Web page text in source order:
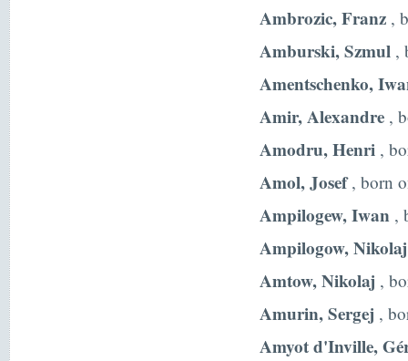
Ambrozic, Franz ,
Amburski, Szmul ,
Amentschenko,
Amir, Alexandre ,
Amodru, Henri ,
Amol, Josef, born
Ampilogew, Iwan ,
Ampilogow, Nikolaj
Amtow, Nikolaj ,
Amurin, Sergej ,
Amyot d'Inville,